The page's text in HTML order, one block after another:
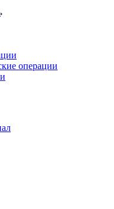
операции